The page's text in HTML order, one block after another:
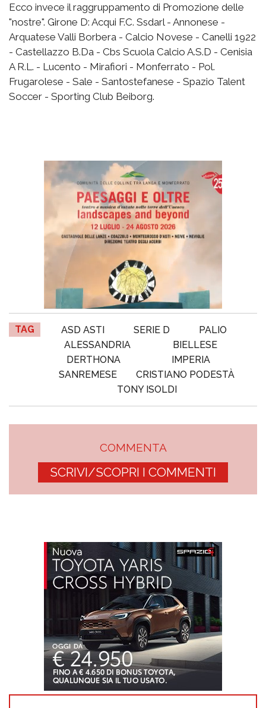
Ecco invece il raggruppamento di Promozione delle
"nostre". Girone D: Acqui F.C. Ssdarl - Annonese -
Arquatese Valli Borbera - Calcio Novese - Canelli 1922
- Castellazzo B.Da - Cbs Scuola Calcio A.S.D - Cenisia
A R.L. - Lucento - Mirafiori - Monferrato - Pol.
Frugarolese - Sale - Santostefanese - Spazio Talent
Soccer - Sporting Club Beiborg.
TAG ASD ASTI SERIE D
PALIO
ALESSANDRIA
BIELLESE
DERTHONA
IMPERIA
SANREMESE
CRISTIANO PODESTÀ
TONY ISOLDI
COMMENTA
SCRIVI/SCOPRI I COMMENTI